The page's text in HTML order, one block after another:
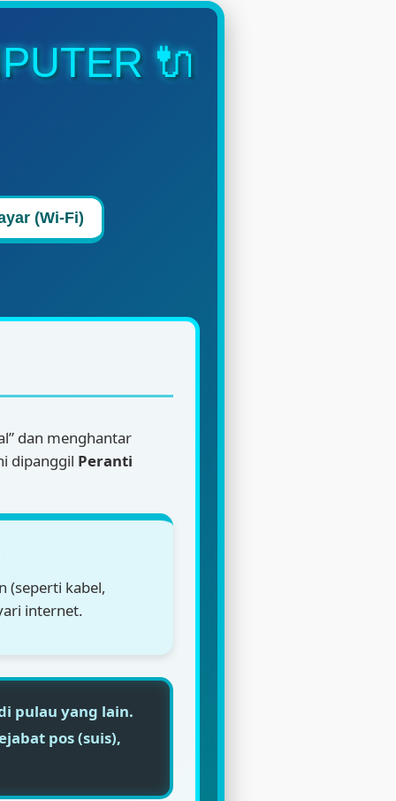
🔌
(Wi-Fi)
dan menghantar
dipanggil Peranti
(seperti kabel,
internet.
pulau yang lain.
pos (suis),